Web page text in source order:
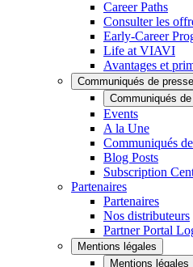
Career Paths
Consulter les
Early-Career
Life at VIAVI
Avantages et
Communiqués de
Communiqués
Events
A la Une
Communiqués
Blog Posts
Subscription
Partenaires
Partenaires
Nos distributeurs
Partner Portal
Mentions légales
Mentions légales